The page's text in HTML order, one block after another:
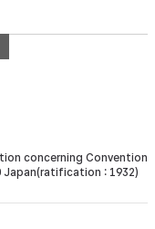
concerning Convention
Japan(ratification : 1932)